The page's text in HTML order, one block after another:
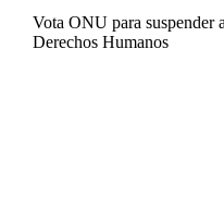
Vota ONU para suspender
Derechos Humanos